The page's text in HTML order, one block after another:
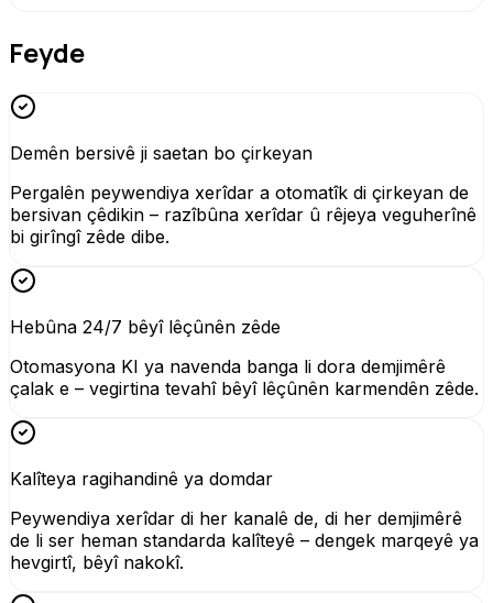
Feyde
Demên bersivê ji saetan bo çirkeyan
Pergalên peywendiya xerîdar a otomatîk di çirkeyan de
bersivan çêdikin – razîbûna xerîdar û rêjeya veguherînê
bi girîngî zêde dibe.
Hebûna 24/7 bêyî lêçûnên zêde
Otomasyona KI ya navenda banga li dora demjimêrê
çalak e – vegirtina tevahî bêyî lêçûnên karmendên zêde.
Kalîteya ragihandinê ya domdar
Peywendiya xerîdar di her kanalê de, di her demjimêrê
de li ser heman standarda kalîteyê – dengek marqeyê ya
hevgirtî, bêyî nakokî.